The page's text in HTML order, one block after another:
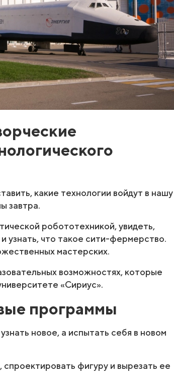
какие технологии войдут в нашу
завтра.
робототехникой, увидеть,
узнать, что такое сити-фермерство.
мастерских.
возможностях, которые
«Сириус».
программы
новое, а испытать себя в новом
фигуру и вырезать ее